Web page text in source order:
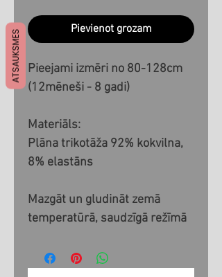
Pievienot grozam
Pieejami izmēri no 80-128cm
(12mēneši - 8 gadi)
Materiāls:
Plāna trikotāža 92% kokvilna,
8% elastāns
Mazgāt un gludināt zemā
temperatūrā, saudzīgā režīmā
ATSAUKSMES